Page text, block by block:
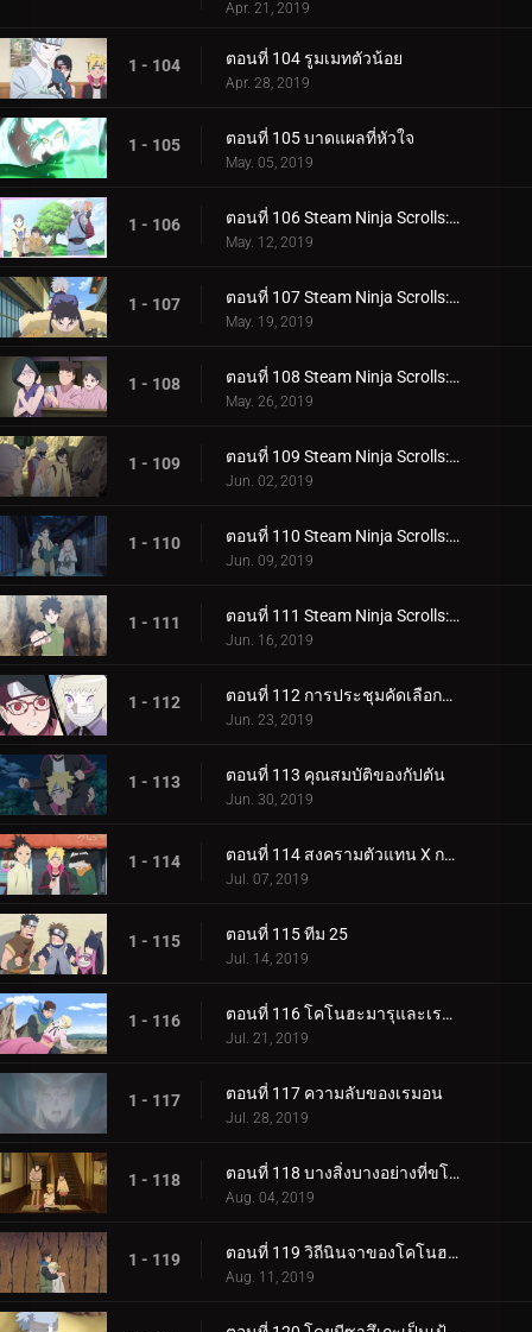
Apr. 21, 2019
1 - 104 ตอนที่ 104 รูมเมทตัวน้อย
Apr. 28, 2019
1 - 105 ตอนที่ 105 บาดแผลที่หัวใจ
May. 05, 2019
1 - 106 ตอนที่ 106 Steam Ninja Scrolls: ภารกิจระดับ S!
May. 12, 2019
1 - 107 ตอนที่ 107 Steam Ninja Scrolls: สงครามสุนัขและแมว!
May. 19, 2019
1 - 108 ตอนที่ 108 Steam Ninja Scrolls: โรงแรมผีสิง!
May. 26, 2019
1 - 109 ตอนที่ 109 Steam Ninja Scrolls: มันฝรั่งแผ่นทอดและก้อนหินยักษ์!
Jun. 02, 2019
1 - 110 ตอนที่ 110 Steam Ninja Scrolls: น้ำพุร้อนฟื้นคืนชีพ!
Jun. 09, 2019
1 - 111 ตอนที่ 111 Steam Ninja Scrolls: ราชาแห่งมิไร!
Jun. 16, 2019
1 - 112 ตอนที่ 112 การประชุมคัดเลือกจูนิน
Jun. 23, 2019
1 - 113 ตอนที่ 113 คุณสมบัติของกัปตัน
Jun. 30, 2019
1 - 114 ตอนที่ 114 สงครามตัวแทน X การ์ด!
Jul. 07, 2019
1 - 115 ตอนที่ 115 ทีม 25
Jul. 14, 2019
1 - 116 ตอนที่ 116 โคโนฮะมารุและเรมอน
Jul. 21, 2019
1 - 117 ตอนที่ 117 ความลับของเรมอน
Jul. 28, 2019
1 - 118 ตอนที่ 118 บางสิ่งบางอย่างที่ขโมยความทรงจำ
Aug. 04, 2019
1 - 119 ตอนที่ 119 วิถีนินจาของโคโนฮะมารุ
Aug. 11, 2019